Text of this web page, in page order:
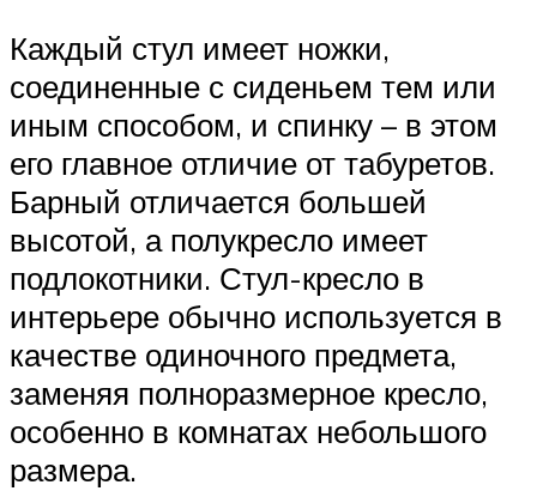
Каждый стул имеет ножки,
соединенные с сиденьем тем или
иным способом, и спинку – в этом
его главное отличие от табуретов.
Барный отличается большей
высотой, а полукресло имеет
подлокотники. Стул-кресло в
интерьере обычно используется в
качестве одиночного предмета,
заменяя полноразмерное кресло,
особенно в комнатах небольшого
размера.